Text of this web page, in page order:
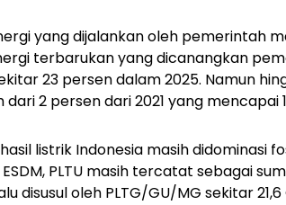
yang dijalankan oleh pemerintah
terbarukan yang dicanangkan
23 persen dalam 2025. Namun
2 persen dari 2021 yang mencapai
listrik Indonesia masih didominasi
PLTU masih tercatat sebagai
disusul oleh PLTG/GU/MG sekitar 21,6